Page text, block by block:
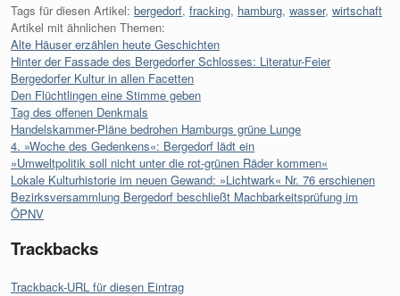
Tags für diesen Artikel: bergedorf, fracking, hamburg, wasser, wirtschaft
Artikel mit ähnlichen Themen:
Alte Häuser erzählen heute Geschichten
Hinter der Fassade des Bergedorfer Schlosses: Literatur-Feier
Bergedorfer Kultur in allen Facetten
Den Flüchtlingen eine Stimme geben
Tag des offenen Denkmals
Handelskammer-Pläne bedrohen Hamburgs grüne Lunge
4. »Woche des Gedenkens«: Bergedorf lädt ein
»Umweltpolitik soll nicht unter die rot-grünen Räder kommen«
Lokale Kulturhistorie im neuen Gewand: »Lichtwark« Nr. 76 erschienen
Bezirksversammlung Bergedorf beschließt Machbarkeitsprüfung im
ÖPNV
Trackbacks
Trackback-URL für diesen Eintrag